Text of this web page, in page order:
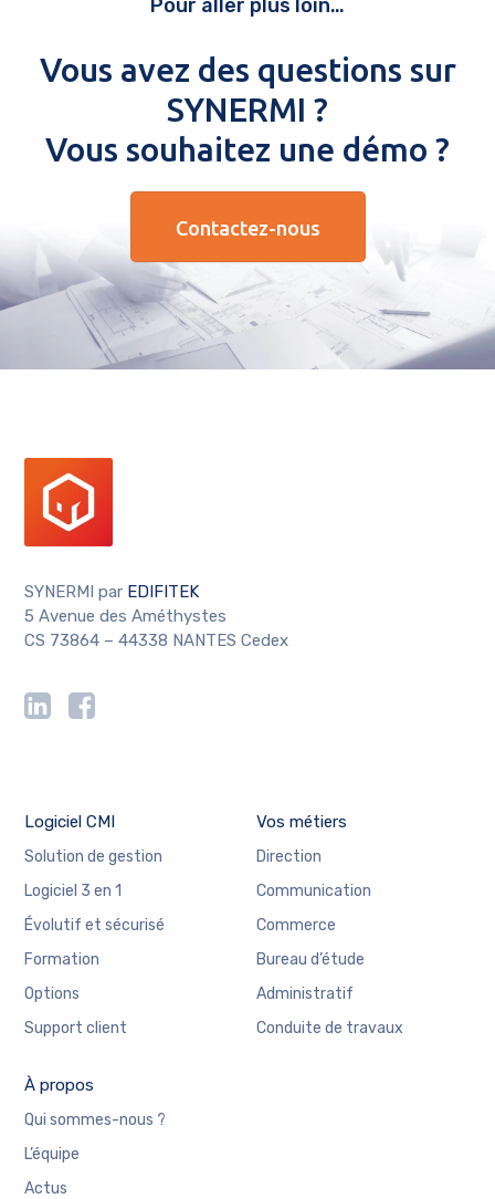
Pour aller plus loin…
Vous avez des questions sur
SYNERMI ?
Vous souhaitez une démo ?
Contactez-nous
SYNERMI par EDIFITEK
5 Avenue des Améthystes
CS 73864 – 44338 NANTES Cedex
Logiciel CMI
Solution de gestion
Logiciel 3 en 1
Évolutif et sécurisé
Formation
Options
Support client
Vos métiers
Direction
Communication
Commerce
Bureau d’étude
Administratif
Conduite de travaux
À propos
Qui sommes-nous ?
L’équipe
Actus